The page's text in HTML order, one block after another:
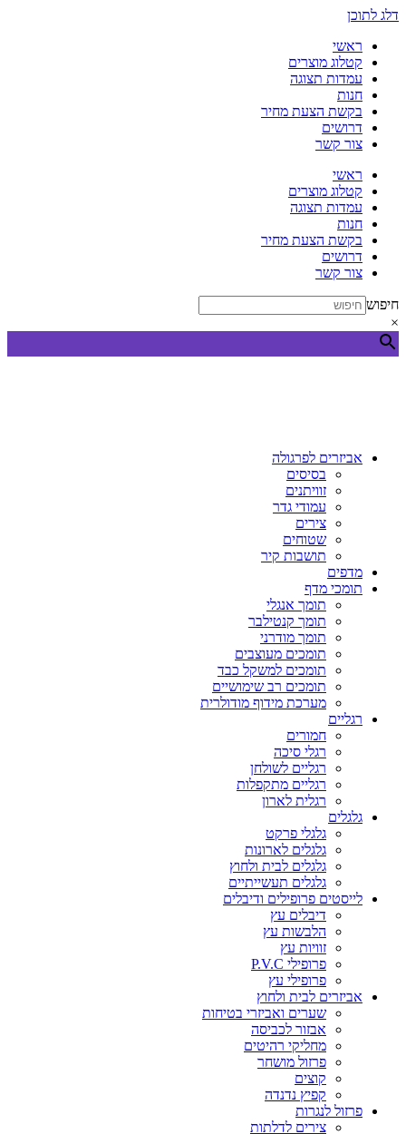
דלג לתוכן
ראשי
קטלוג מוצרים
עמדות תצוגה
חנות
בקשת הצעת מחיר
דרושים
צור קשר
ראשי
קטלוג מוצרים
עמדות תצוגה
חנות
בקשת הצעת מחיר
דרושים
צור קשר
חיפוש
×
אביזרים לפרגולה
בסיסים
זוויתנים
עמודי גדר
צירים
שטוחים
תושבות קיר
מדפים
תומכי מדף
תומך אנגלי
תומך קנטילבר
תומך מודרני
תומכים מעוצבים
תומכים למשקל כבד
תומכים רב שימושיים
מערכת מידוף מודולרית
רגליים
חמורים
רגלי סיכה
רגליים לשולחן
רגליים מתקפלות
רגלית לארון
גלגלים
גלגלי פרקט
גלגלים לארונות
גלגלים לבית ולחוץ
גלגלים תעשייתיים
לייסטים פרופילים ודיבלים
דיבלים עץ
הלבשות עץ
זוויות עץ
פרופילי P.V.C
פרופילי עץ
אביזרים לבית ולחוץ
שערים ואביזרי בטיחות
אבזור לכביסה
מחליקי רהיטים
פרזול מושחר
קוצים
קפיץ נדנדה
פרזול לנגרות
צירים לדלתות